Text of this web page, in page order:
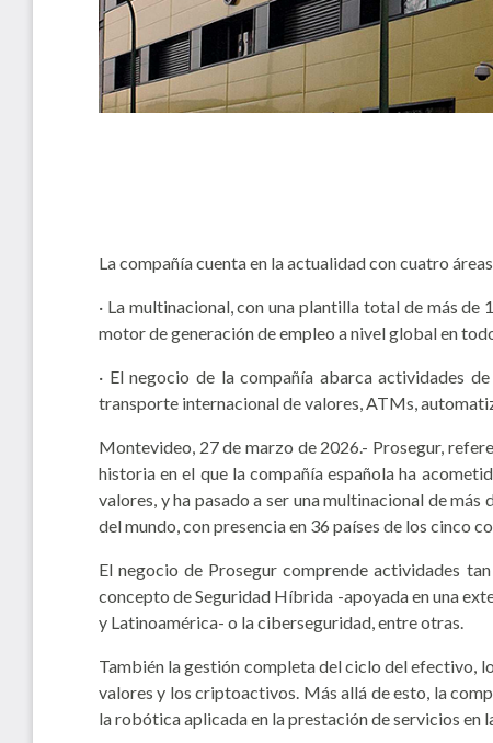
La compañía cuenta en la actualidad con cuatro
· La multinacional, con una plantilla total de más
motor de generación de empleo a nivel global en
· El negocio de la compañía abarca actividades
transporte internacional de valores, ATMs,
Montevideo, 27 de marzo de 2026.- Prosegur,
historia en el que la compañía española ha
valores, y ha pasado a ser una multinacional de
del mundo, con presencia en 36 países de los cinco
El negocio de Prosegur comprende actividades
concepto de Seguridad Híbrida -apoyada en una
y Latinoamérica- o la ciberseguridad, entre otras.
También la gestión completa del ciclo del efectivo,
valores y los criptoactivos. Más allá de esto, la
la robótica aplicada en la prestación de servicios